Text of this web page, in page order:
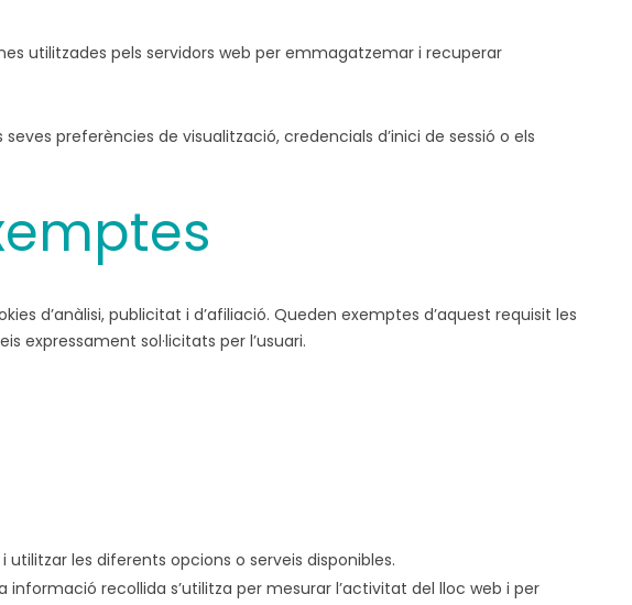
utilitzades pels servidors web per emmagatzemar i recuperar
preferències de visualització, credencials d’inici de sessió o els
d’anàlisi, publicitat i d’afiliació. Queden exemptes d’aquest requisit les
expressament sol·licitats per l’usuari.
les diferents opcions o serveis disponibles.
recollida s’utilitza per mesurar l’activitat del lloc web i per